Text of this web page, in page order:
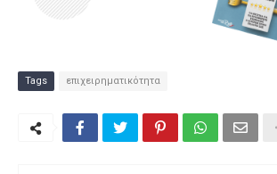
Tags επιχειρηματικότητα